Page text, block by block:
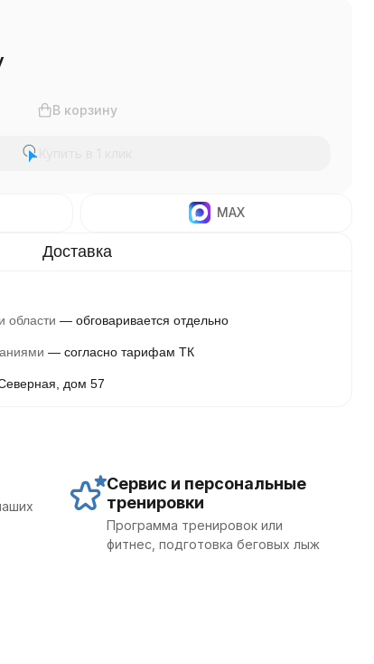
В корзину
MAX
области обговаривается отдельно
согласно тарифам ТК
дом 57
Сервис и персональные
тренировки
Программа тренировок или
фитнес, подготовка беговых лыж